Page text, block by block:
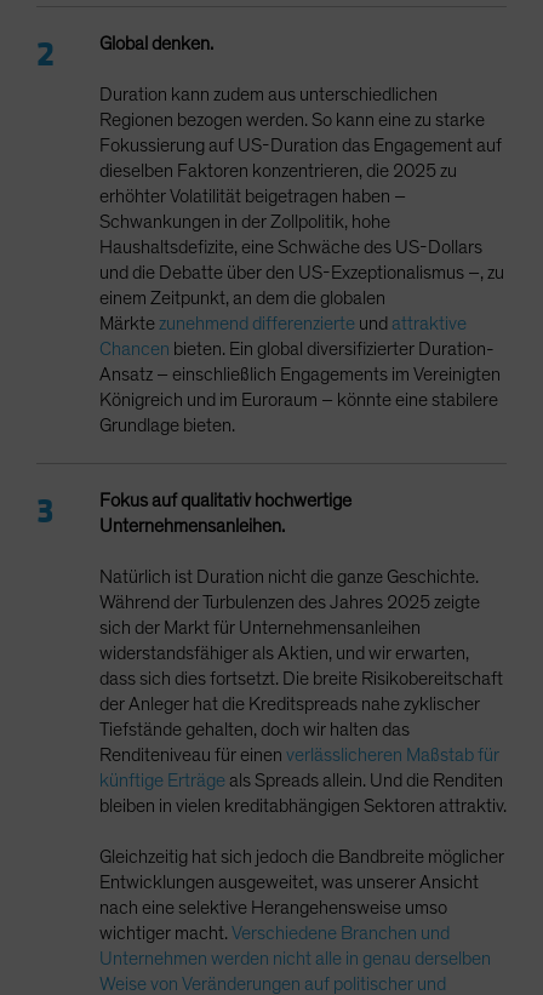
Global denken.
Duration kann zudem aus unterschiedlichen
Regionen bezogen werden. So kann eine zu starke
Fokussierung auf US-Duration das Engagement auf
dieselben Faktoren konzentrieren, die 2025 zu
erhöhter Volatilität beigetragen haben –
Schwankungen in der Zollpolitik, hohe
Haushaltsdefizite, eine Schwäche des US-Dollars
und die Debatte über den US-Exzeptionalismus –, zu
einem Zeitpunkt, an dem die globalen
Märkte zunehmend differenzierteund attraktive
Chancen bieten. Ein global diversifizierter Duration-
Ansatz – einschließlich Engagements im Vereinigten
Königreich und im Euroraum – könnte eine stabilere
Grundlage bieten.
Fokus auf qualitativ hochwertige
Unternehmensanleihen.
Natürlich ist Duration nicht die ganze Geschichte.
Während der Turbulenzen des Jahres 2025 zeigte
sich der Markt für Unternehmensanleihen
widerstandsfähiger als Aktien, und wir erwarten,
dass sich dies fortsetzt. Die breite Risikobereitschaft
der Anleger hat die Kreditspreads nahe zyklischer
Tiefstände gehalten, doch wir halten das
Renditeniveau für einen verlässlicheren Maßstab für
künftige Erträgeals Spreads allein. Und die Renditen
bleiben in vielen kreditabhängigen Sektoren attraktiv.
Gleichzeitig hat sich jedoch die Bandbreite möglicher
Entwicklungen ausgeweitet, was unserer Ansicht
nach eine selektive Herangehensweise umso
wichtiger macht. Verschiedene Branchen und
Unternehmen werden nicht alle in genau derselben
Weise von Veränderungen auf politischer und